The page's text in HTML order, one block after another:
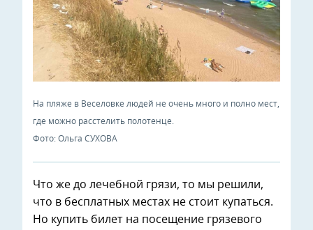
На пляже в Веселовке людей не очень много и полно мест,
где можно расстелить полотенце.
Фото: Ольга СУХОВА
Что же до лечебной грязи, то мы решили,
что в бесплатных местах не стоит купаться.
Но купить билет на посещение грязевого